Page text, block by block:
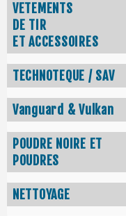
VETEMENTS
DE TIR
ET ACCESSOIRES
TECHNOTEQUE / SAV
Vanguard & Vulkan
POUDRE NOIRE ET
POUDRES
NETTOYAGE